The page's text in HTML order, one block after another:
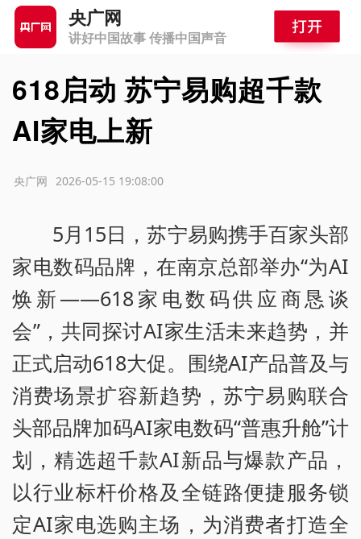
央广网
讲好中国故事 传播中国声音
618启动 苏宁易购超千款
AI家电上新
2026-05-15 19:08:00
央广网
5月15日，苏宁易购携手百家头部
家电数码品牌，在南京总部举办“为AI
焕新——618家电数码供应商恳谈
会”，共同探讨AI家生活未来趋势，并
正式启动618大促。围绕AI产品普及与
消费场景扩容新趋势，苏宁易购联合
头部品牌加码AI家电数码“普惠升舱”计
划，精选超千款AI新品与爆款产品，
以行业标杆价格及全链路便捷服务锁
定AI家电选购主场，为消费者打造全